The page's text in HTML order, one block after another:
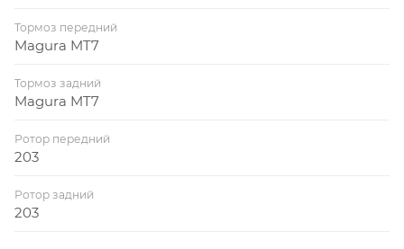
Тормоз передний
Magura MT7
Тормоз задний
Magura MT7
Ротор передний
203
Ротор задний
203